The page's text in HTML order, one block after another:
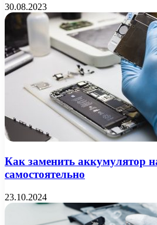
30.08.2023
Как заменить аккумулятор
самостоятельно
23.10.2024